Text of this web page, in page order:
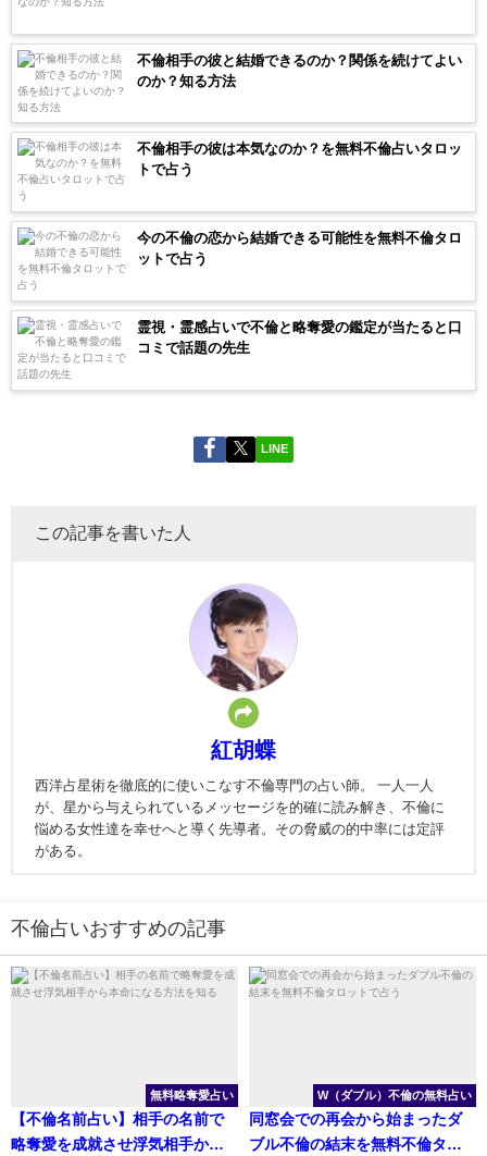
不倫相手の彼と結婚できるのか？関係を続けてよい
のか？知る方法
不倫相手の彼は本気なのか？を無料不倫占いタロッ
トで占う
今の不倫の恋から結婚できる可能性を無料不倫タロ
ットで占う
霊視・霊感占いで不倫と略奪愛の鑑定が当たると口
コミで話題の先生
LINE
この記事を書いた人
紅胡蝶
西洋占星術を徹底的に使いこなす不倫専門の占い師。 一人一人
が、星から与えられているメッセージを的確に読み解き、不倫に
悩める女性達を幸せへと導く先導者。その脅威の的中率には定評
がある。
不倫占いおすすめの記事
無料略奪愛占い
【不倫名前占い】相手の名前で
略奪愛を成就させ浮気相手から
W（ダブル）不倫の無料占い
同窓会での再会から始まったダ
ブル不倫の結末を無料不倫タロ